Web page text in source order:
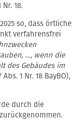
18.
so, dass örtliche
verfahrensfrei
…, wenn die
des Gebäudes im
Abs. 1 Nr. 18 BayBO),
durch die